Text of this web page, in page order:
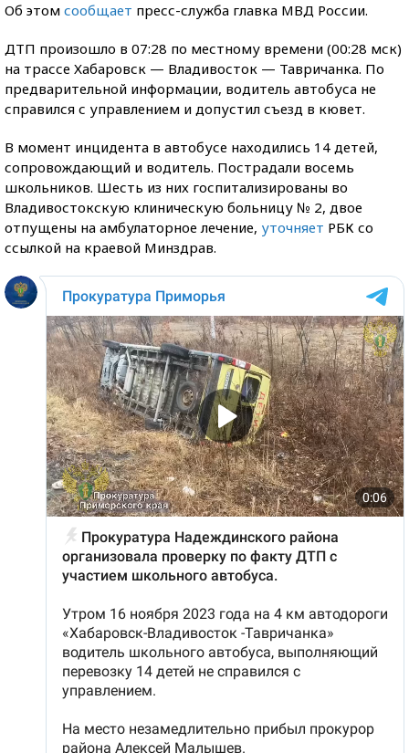
Об этом сообщает пресс-служба главка МВД России.
ДТП произошло в 07:28 по местному времени (00:28 мск)
на трассе Хабаровск — Владивосток — Тавричанка. По
предварительной информации, водитель автобуса не
справился с управлением и допустил съезд в кювет.
В момент инцидента в автобусе находились 14 детей,
сопровождающий и водитель. Пострадали восемь
школьников. Шесть из них госпитализированы во
Владивостокскую клиническую больницу № 2, двое
отпущены на амбулаторное лечение, уточняет РБК со
ссылкой на краевой Минздрав.